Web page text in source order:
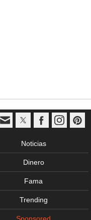
Noticias
Dinero
Fama
Trending